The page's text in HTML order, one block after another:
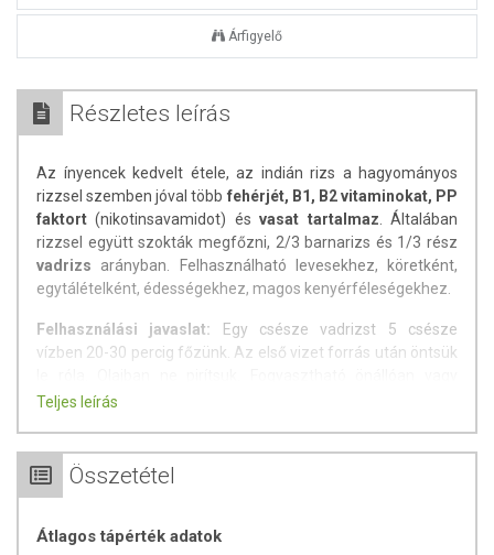
Árfigyelő
Részletes leírás
Az ínyencek kedvelt étele, az indián rizs a hagyományos
rizzsel szemben jóval több fehérjét, B1, B2 vitaminokat, PP
faktort(nikotinsavamidot) ésvasat tartalmaz . Általában
rizzsel együtt szokták megfőzni, 2/3 barnarizs és 1/3 rész
vadrizs arányban. Felhasználható levesekhez, köretként,
egytálételként, édességekhez, magos kenyérféleségekhez.
Felhasználási javaslat: Egy csésze vadrizst 5 csésze
vízben 20-30 percig főzünk. Az első vizet forrás után öntsük
megfőzve más rizsfajtákkal keverve. Glutént is felhasználó
Tápérték 100 g termékben:
Energia 1548 kJ/364 kcal
Fehérje 12,8 g
Szénhidrát 75,6 g
Teljes leírás
Összetétel
Átlagos tápérték adatok